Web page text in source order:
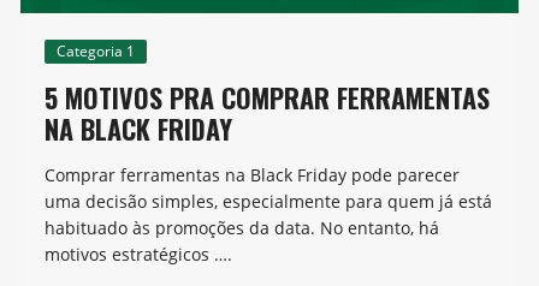
Categoria 1
5 MOTIVOS PRA COMPRAR FERRAMENTAS
NA BLACK FRIDAY
Comprar ferramentas na Black Friday pode parecer
uma decisão simples, especialmente para quem já está
habituado às promoções da data. No entanto, há
motivos estratégicos ….